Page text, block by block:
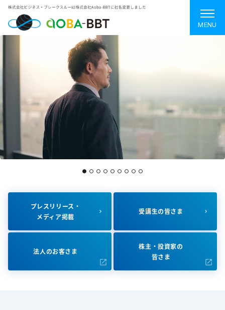
MENU
プレスリリース・
メディア掲載
受講生の皆さま
法人のお客さま
株主・投資家の
皆さま